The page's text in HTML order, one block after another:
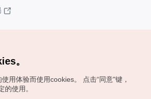
。
用体验而使用cookies。
点击“同意"键，
的使用。